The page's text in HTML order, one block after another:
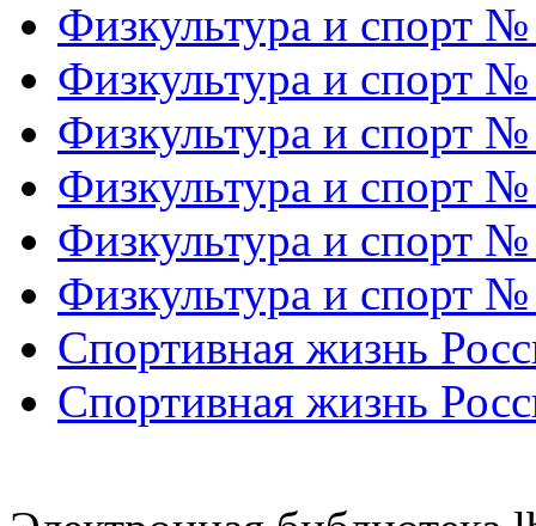
Физкультура и спорт
Физкультура и спорт
Физкультура и спорт
Физкультура и спорт
Физкультура и спорт
Физкультура и спорт
Спортивная жизнь
Спортивная жизнь